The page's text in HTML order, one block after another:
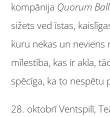
kompānija Quorum
sižets ved īstas,
kuru nekas un neviens
mīlestība, kas ir akla,
spēcīga, ka to nespētu
28. oktobrī Ventspilī,